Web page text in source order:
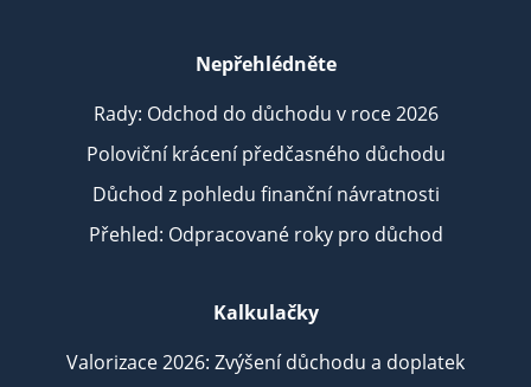
Nepřehlédněte
Rady: Odchod do důchodu v roce 2026
Poloviční krácení předčasného důchodu
Důchod z pohledu finanční návratnosti
Přehled: Odpracované roky pro důchod
Kalkulačky
Valorizace 2026: Zvýšení důchodu a doplatek